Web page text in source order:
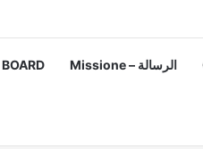
BOARD Missione – الرسالة